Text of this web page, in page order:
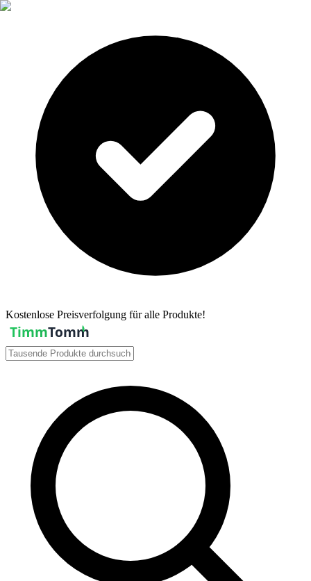
Kostenlose Preisverfolgung für alle Produkte!